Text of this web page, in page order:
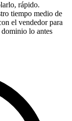
rápido.
tiempo medio de
el vendedor para
dominio lo antes